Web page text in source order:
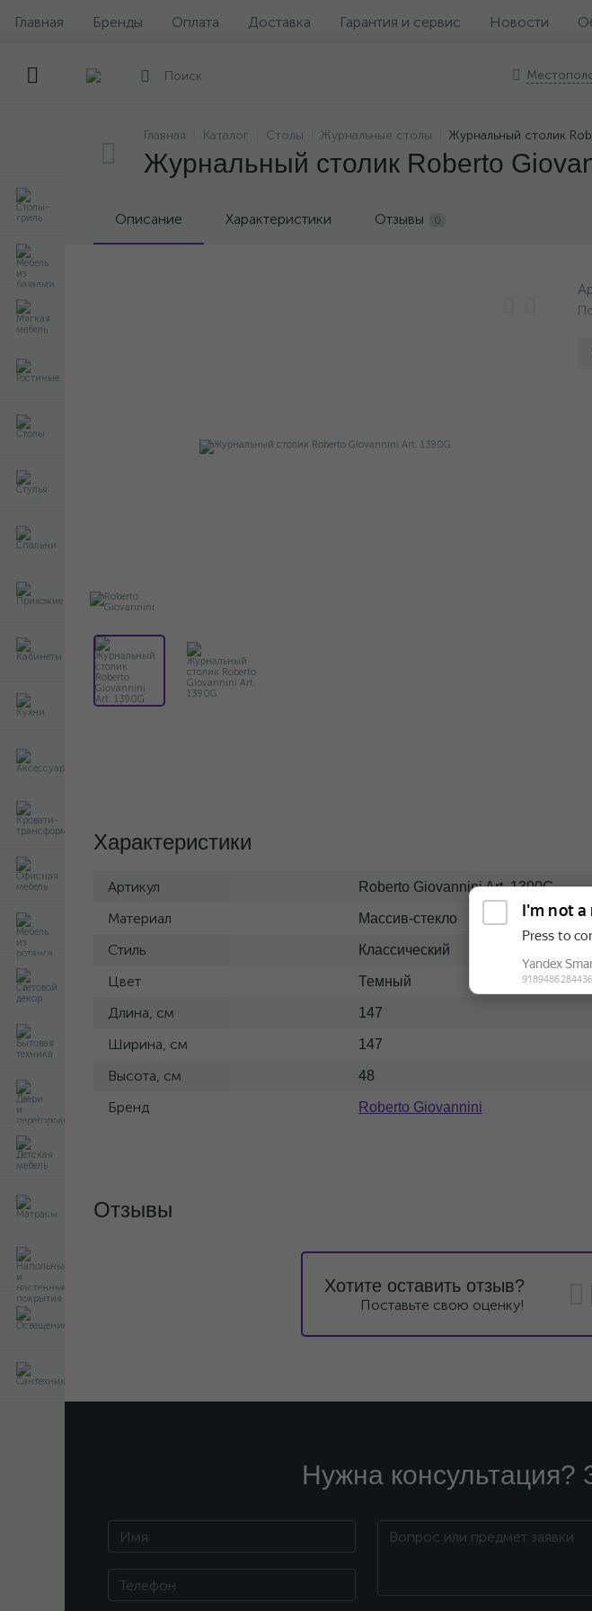
Главная Бренды Оплата Доставка Гарантия и сервис Новости
Главная Каталог Столы Журнальные столы Журнальный столик
Журнальный столик Roberto
Описание Характеристики Отзывы 0
Характеристики
Артикул Roberto Giovannini Art. 1390G
Материал Массив-стекло
Стиль Классический
Цвет Темный
Длина, см 147
Ширина, см 147
Высота, см 48
Бренд Roberto Giovannini
Отзывы
Хотите оставить отзыв?
Поставьте свою оценку!
Нужна консультация?